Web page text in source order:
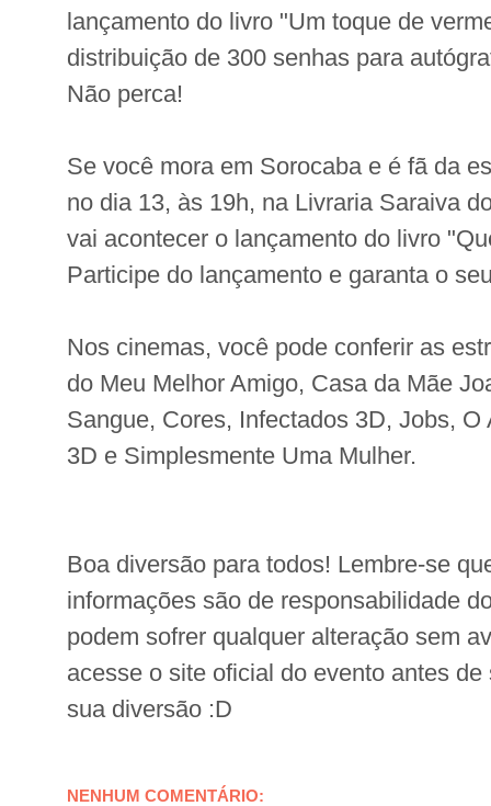
lançamento do livro "Um toque de
distribuição de 300 senhas para
Não perca!
Se você mora em Sorocaba e é fã da
no dia 13, às 19h, na Livraria Saraiva
vai acontecer o lançamento do livro
Participe do lançamento e garanta o
Nos cinemas, você pode conferir as
do Meu Melhor Amigo, Casa da Mãe
Sangue, Cores, Infectados 3D, Jobs,
3D e Simplesmente Uma Mulher.
Boa diversão para todos! Lembre-se
informações são de responsabilidade
podem sofrer qualquer alteração sem
acesse o site oficial do evento antes
sua diversão :D
NENHUM COMENTÁRIO: